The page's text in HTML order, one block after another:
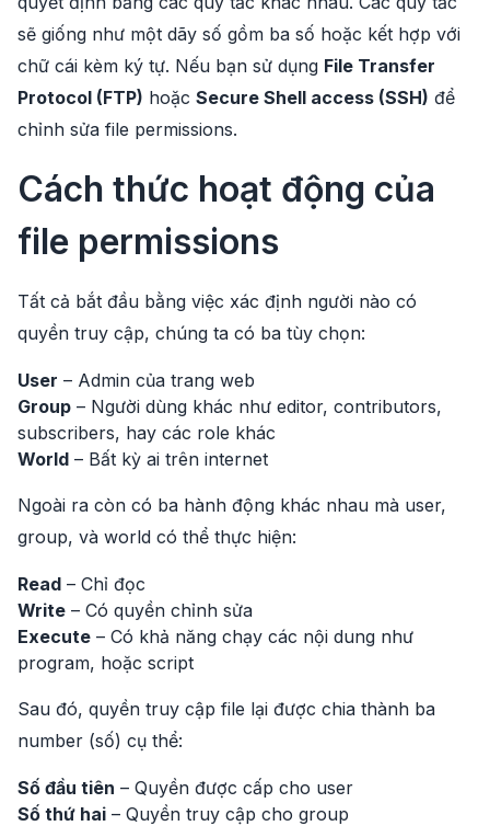
sẽ giống như một dãy số gồm ba số hoặc kết hợp với
chữ cái kèm ký tự. Nếu bạn sử dụng File Transfer
Protocol (FTP) hoặc Secure Shell access (SSH) để
chỉnh sửa file permissions.
Cách thức hoạt động của
file permissions
Tất cả bắt đầu bằng việc xác định người nào có
quyền truy cập, chúng ta có ba tùy chọn:
User – Admin của trang web
Group – Người dùng khác như editor, contributors,
subscribers, hay các role khác
World – Bất kỳ ai trên internet
Ngoài ra còn có ba hành động khác nhau mà user,
group, và world có thể thực hiện:
Read – Chỉ đọc
Write – Có quyền chỉnh sửa
Execute – Có khả năng chạy các nội dung như
program, hoặc script
Sau đó, quyền truy cập file lại được chia thành ba
number (số) cụ thể:
Số đầu tiên – Quyền được cấp cho user
Số thứ hai – Quyền truy cập cho group